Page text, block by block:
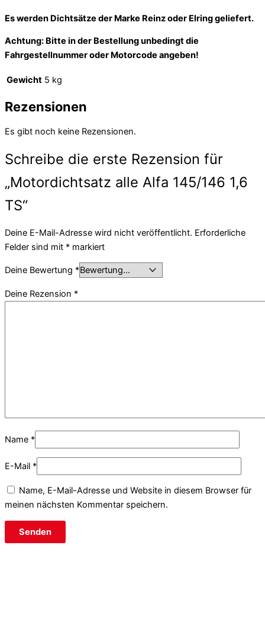
Es werden Dichtsätze der Marke Reinz oder Elring geliefert.
Achtung: Bitte in der Bestellung unbedingt die
Fahrgestellnummer oder Motorcode angeben!
Gewicht 5 kg
Rezensionen
Es gibt noch keine Rezensionen.
Schreibe die erste Rezension für
„Motordichtsatz alle Alfa 145/146 1,6
TS“
Deine E-Mail-Adresse wird nicht veröffentlicht. Erforderliche
Felder sind mit * markiert
Deine Bewertung *
Deine Rezension *
Name *
E-Mail *
Name, E-Mail-Adresse und Website in diesem Browser für
meinen nächsten Kommentar speichern.